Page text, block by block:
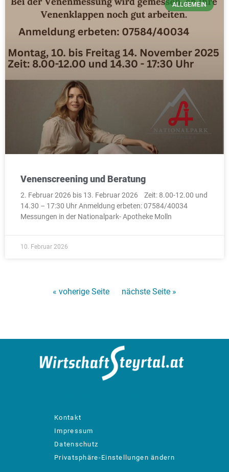
ALLGEMEIN
Venenscreening und Beratung
2. Februar 2026 bis 13. Februar 2026 Zeit: 8.00-12.00 und
14.30 – 17:30 Uhr Anmeldung erbeten: 07584/40034
Messungen in der Nationalpark- Apotheke Molln
10. Februar 2026
« voherige Seite nächste Seite »
Kontakt
Impressum
Datenschutz
Privatsphäre-Einstellungen ändern